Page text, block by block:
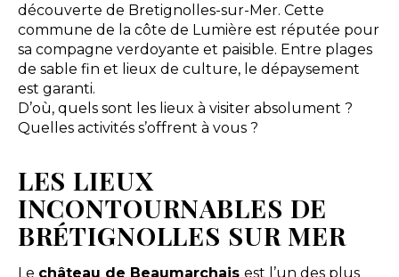
découverte de Bretignolles-sur-Mer. Cette
commune de la côte de Lumière est réputée pour
sa compagne verdoyante et paisible. Entre plages
de sable fin et lieux de culture, le dépaysement
est garanti.
D’où, quels sont les lieux à visiter absolument ?
Quelles activités s’offrent à vous ?
LES LIEUX
INCONTOURNABLES DE
BRÉTIGNOLLES SUR MER
Le château de Beaumarchais est l’un des plus